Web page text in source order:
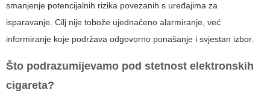
smanjenje potencijalnih rizika povezanih s uređajima za
isparavanje. Cilj nije tobože ujednačeno alarmiranje, već
informiranje koje podržava odgovorno ponašanje i svjestan izbor.
Što podrazumijevamo pod stetnost elektronskih
cigareta?